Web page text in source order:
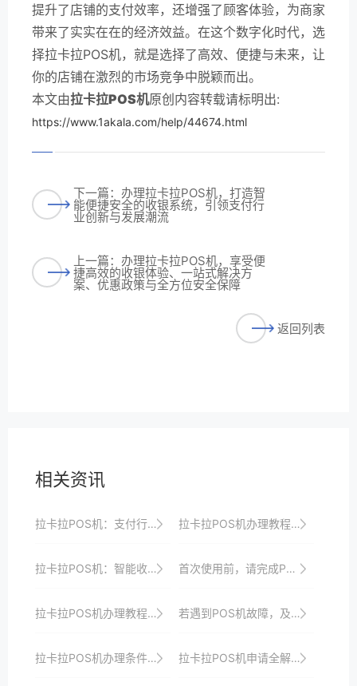
提升了店铺的支付效率，还增强了顾客体验，为商家
带来了实实在在的经济效益。在这个数字化时代，选
择拉卡拉POS机，就是选择了高效、便捷与未来，让
你的店铺在激烈的市场竞争中脱颖而出。
本文由拉卡拉POS机原创内容转载请标明出:
https://www.1akala.com/help/44674.html
下一篇：办理拉卡拉POS机，打造智
能便捷安全的收银系统，引领支付行
业创新与发展潮流
上一篇：办理拉卡拉POS机，享受便
捷高效的收银体验、一站式解决方
案、优惠政策与全方位安全保障
返回列表
相关资讯
拉卡拉POS机：支付行业的创新典范 拉卡拉POS机办理教程：轻松几步即可开启收银新时代大门以满足商家多样化需求并提升店铺竞争力以及引领支付潮流
拉卡拉POS机：智能收银，提升商家经营效率 首次使用前，请完成POS机的初始化设置。
拉卡拉POS机办理教程：轻松几步，开启收银新时代大门 若遇到POS机故障，及时联系客服寻求帮助。
拉卡拉POS机办理条件与所需材料解析：一站式服务，助你快速接入支付市场 拉卡拉POS机申请全解析：从申请到使用的深度剖析